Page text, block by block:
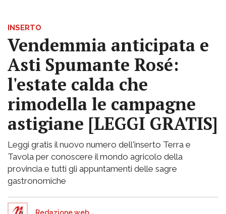
INSERTO
Vendemmia anticipata e
Asti Spumante Rosé:
l'estate calda che
rimodella le campagne
astigiane [LEGGI GRATIS]
Leggi gratis il nuovo numero dell'inserto Terra e
Tavola per conoscere il mondo agricolo della
provincia e tutti gli appuntamenti delle sagre
gastronomiche